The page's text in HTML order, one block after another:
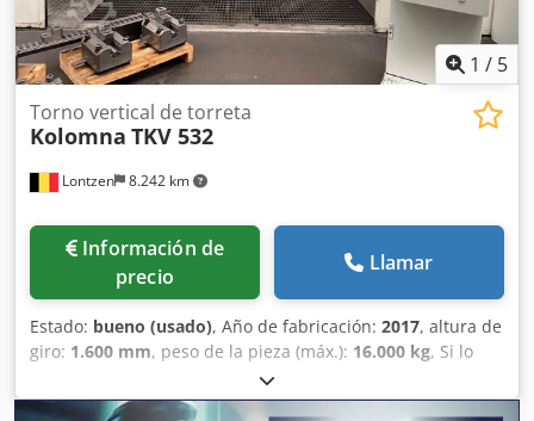
1 / 5
Lontzen 8.242 km
Torno vertical de torreta
Kolomna TKV 532
Información de
precio
Llamar
Estado: bueno (usado), Año de fabricación: 2017, altura de
giro: 1.600 mm, peso de la pieza (máx.): 16.000 kg, Si lo
solicita, también podemos proporcionar vídeos de la
máquina en funcionamiento. Diámetro máximo de